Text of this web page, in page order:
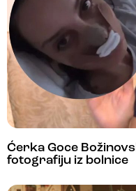
Ćerka Goce
fotografiju iz bolnice